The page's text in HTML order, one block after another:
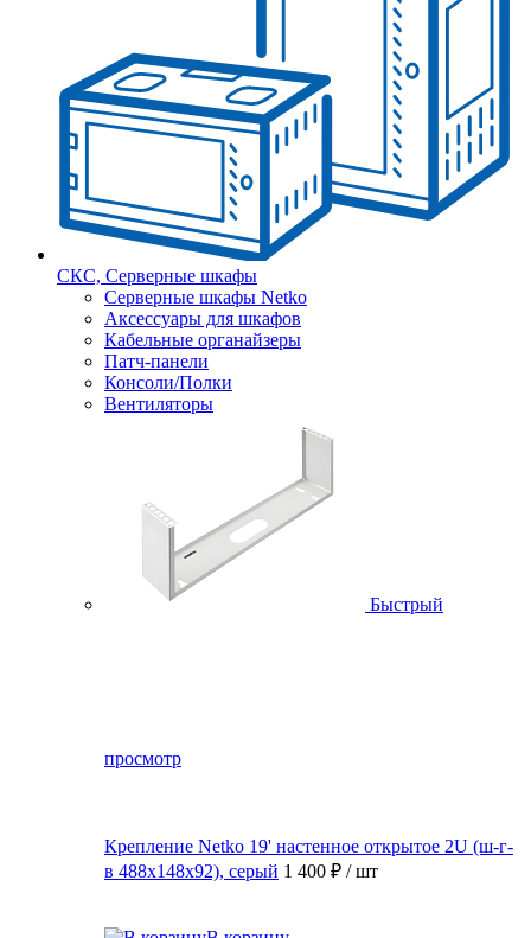
СКС, Серверные шкафы
Серверные шкафы Netko
Аксессуары для шкафов
Кабельные органайзеры
Патч-панели
Консоли/Полки
Вентиляторы
Быстрый
просмотр
Крепление Netko 19' настенное открытое 2U (ш-г-
в 488х148х92), серый 1 400 ₽ / шт